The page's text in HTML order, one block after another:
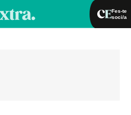
Fes-te
soci/a